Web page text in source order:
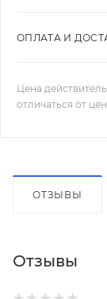
ОПЛАТА И
Цена
отличаться от
ОТЗЫВЫ
Отзывы